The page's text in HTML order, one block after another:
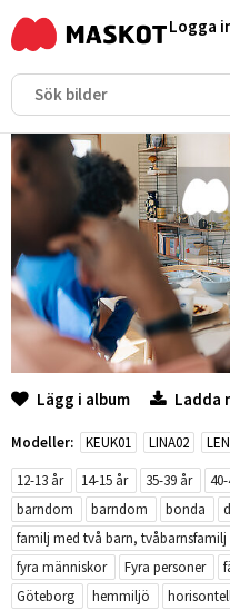
Logga
Lägg i album Ladda
Modeller: KEUK01 LINA02
12-13 år
14-15 år 35-39 år
barndom
barndom bonda
familj med två barn, tvåbarnsfamilj
fyra människor
Fyra personer
Göteborg
hemmiljö